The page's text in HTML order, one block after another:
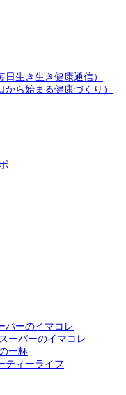
生き生き健康通信）
ら始まる健康づくり）
パーのイマコレ
ーパーのイマコレ
一杯
ティーライフ